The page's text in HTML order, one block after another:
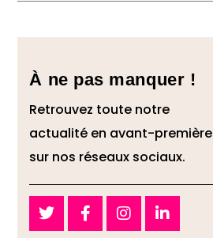
À ne pas manquer !
Retrouvez toute notre
actualité en avant-première
sur nos réseaux sociaux.